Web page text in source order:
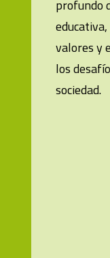
profundo
valores y
los
sociedad.